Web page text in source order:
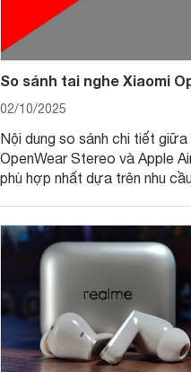
So sánh tai nghe Xiaomi
02/10/2025
Nội dung so sánh chi tiết
OpenWear Stereo và Apple
phù hợp nhất dựa trên nhu